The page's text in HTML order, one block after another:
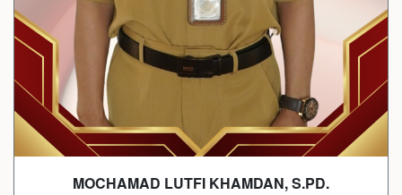
MOCHAMAD LUTFI KHAMDAN, S.PD.